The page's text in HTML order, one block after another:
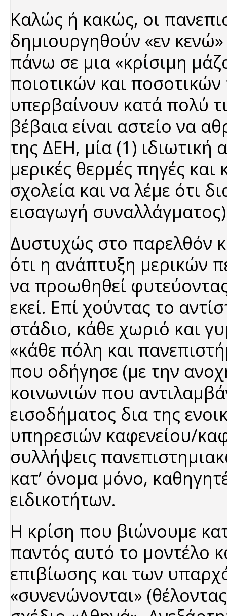
Καλώς ή κακώς, οι
δημιουργηθούν «εν
πάνω σε μια «κρίσιμη
ποιοτικών και
υπερβαίνουν κατά πολύ
βέβαια είναι αστείο να
της ΔΕΗ, μία (1) ιδιωτική
μερικές θερμές πηγές
σχολεία και να λέμε ότι
εισαγωγή
Δυστυχώς στο παρελθόν
ότι η ανάπτυξη μερικών
να προωθηθεί
εκεί. Επί χούντας το
στάδιο, κάθε χωριό και
«κάθε πόλη και
που οδήγησε (με την
κοινωνιών που
εισοδήματος δια της
υπηρεσιών καφενείου/
συλλήψεις
κατ’ όνομα μόνο,
ειδικοτήτων.
Η κρίση που βιώνουμε
παντός αυτό το μοντέλο
επιβίωσης και των
«συνενώνονται»